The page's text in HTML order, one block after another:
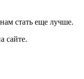
стать еще лучше.
сайте.